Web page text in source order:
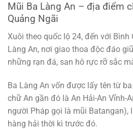
Mũi Ba Làng An – địa điểm
Quảng Ngãi
Xuôi theo quốc lộ 24, đến với Bình
Làng An, nơi giao thoa độc đáo
những rạn đá, san hô rực rỡ sắc
Ba Làng An vốn được lấy tên từ
chữ An gần đó là An Hải-An Vĩnh-
người Pháp gọi là mũi Batangan),
hàng hải thời kì trước đó.